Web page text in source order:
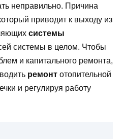
неправильно. Причина
приводит к выходу из
системы
системы в целом. Чтобы
и капитального ремонта,
ремонт отопительной
и регулируя работу